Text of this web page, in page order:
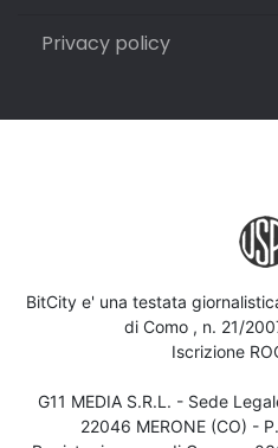
Privacy policy
BitCity e' una testata
di Como , n. 21/
Iscrizione
G11 MEDIA S.R.L. - Sede
22046 MERONE (CO) -